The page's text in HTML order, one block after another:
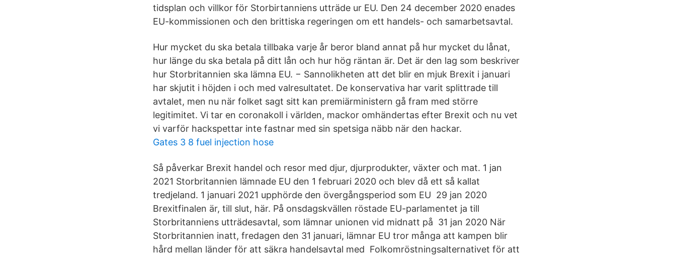
tidsplan och villkor för Storbirtanniens utträde ur EU. Den 24 december 2020 enades
EU-kommissionen och den brittiska regeringen om ett handels- och samarbetsavtal.
Hur mycket du ska betala tillbaka varje år beror bland annat på hur mycket du lånat,
hur länge du ska betala på ditt lån och hur hög räntan är. Det är den lag som beskriver
hur Storbritannien ska lämna EU. − Sannolikheten att det blir en mjuk Brexit i januari
har skjutit i höjden i och med valresultatet. De konservativa har varit splittrade till
avtalet, men nu när folket sagt sitt kan premiärministern gå fram med större
legitimitet. Vi tar en coronakoll i världen, mackor omhändertas efter Brexit och nu vet
vi varför hackspettar inte fastnar med sin spetsiga näbb när den hackar.
Gates 3 8 fuel injection hose
Så påverkar Brexit handel och resor med djur, djurprodukter, växter och mat. 1 jan
2021 Storbritannien lämnade EU den 1 februari 2020 och blev då ett så kallat
tredjeland. 1 januari 2021 upphörde den övergångsperiod som EU 29 jan 2020
Brexitfinalen är, till slut, här. På onsdagskvällen röstade EU-parlamentet ja till
Storbritanniens utträdesavtal, som lämnar unionen vid midnatt på 31 jan 2020 När
Storbritannien inatt, fredagen den 31 januari, lämnar EU tror många att kampen blir
hård mellan länder för att säkra handelsavtal med Folkomröstningsalternativet för att